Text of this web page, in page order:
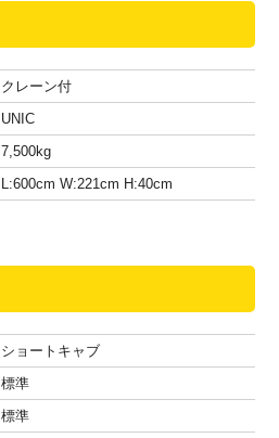
クレーン付
UNIC
7,500kg
L:600cm W:221 cm H:40cm
ショートキャブ
標準
標準